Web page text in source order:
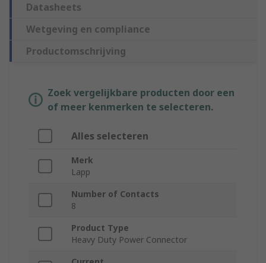
Datasheets
Wetgeving en compliance
Productomschrijving
Zoek vergelijkbare producten door een
of meer kenmerken te selecteren.
Alles selecteren
Merk
Lapp
Number of Contacts
8
Product Type
Heavy Duty Power Connector